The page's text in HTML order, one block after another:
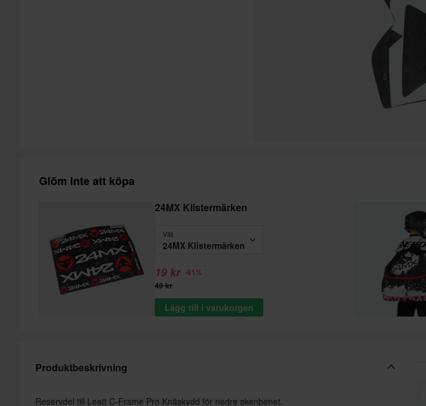
Glöm inte att köpa
24MX Klistermärken
Välj
24MX Klistermärken
19 kr -61%
49 kr
Lägg till i varukorgen
Produktbeskrivning
Reservdel till Leatt C-Frame Pro Knäskydd för nedre skenbenet.